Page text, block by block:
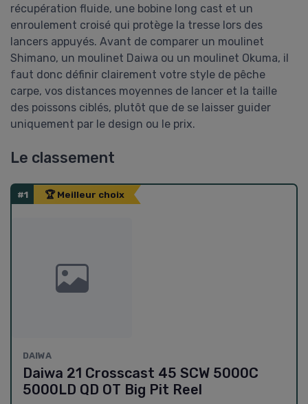
récupération fluide, une bobine long cast et un
enroulement croisé qui protège la tresse lors des
lancers appuyés. Avant de comparer un moulinet
Shimano, un moulinet Daiwa ou un moulinet Okuma, il
faut donc définir clairement votre style de pêche
carpe, vos distances moyennes de lancer et la taille
des poissons ciblés, plutôt que de se laisser guider
uniquement par le design ou le prix.
Le classement
#1 🏆 Meilleur choix
DAIWA
Daiwa 21 Crosscast 45 SCW 5000C
5000LD QD OT Big Pit Reel